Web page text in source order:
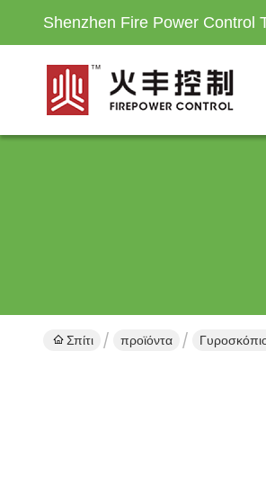
Shenzhen Fire Power Control
Σπίτι προϊόντα